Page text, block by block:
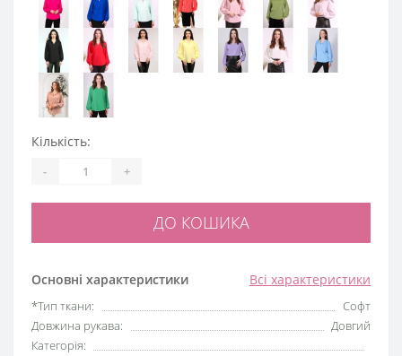
Основні характеристики Всі характеристики
*Тип ткани:
Софт
Довжина рукава:
Довгий
Категорія:
Кількість:
- +
ДО КОШИКА